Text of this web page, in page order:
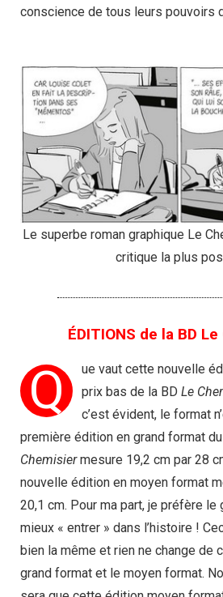
conscience de tous leurs pouvoirs
Le superbe roman graphique Le
critique la plus
ÉDITIONS de la BD
Q
ue vaut cette nouvelle
prix bas de la BD Le
c’est évident, le format
première édition en grand format
Chemisiermesure 19,2 cm par 28
nouvelle édition en moyen format
20,1 cm. Pour ma part, je préfère le
mieux « entrer » dans l’histoire !
bien la même et rien ne change de
grand format et le moyen format.